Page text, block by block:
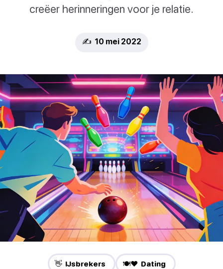
creëer herinneringen voor je relatie.
✍️ 10 mei 2022
👋 IJsbrekers 🍽️❤️ Dating